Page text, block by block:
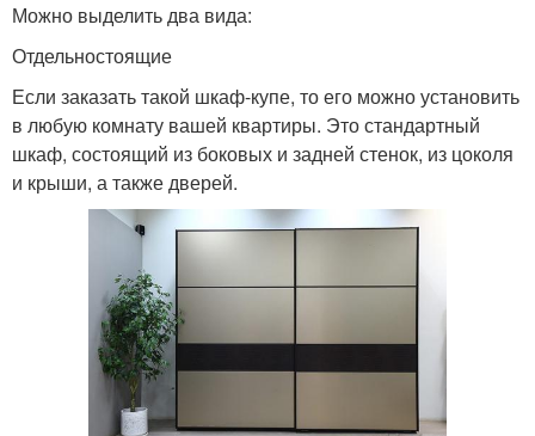
Можно выделить два вида:
Отдельностоящие
Если заказать такой шкаф-купе, то его можно установить
в любую комнату вашей квартиры. Это стандартный
шкаф, состоящий из боковых и задней стенок, из цоколя
и крыши, а также дверей.